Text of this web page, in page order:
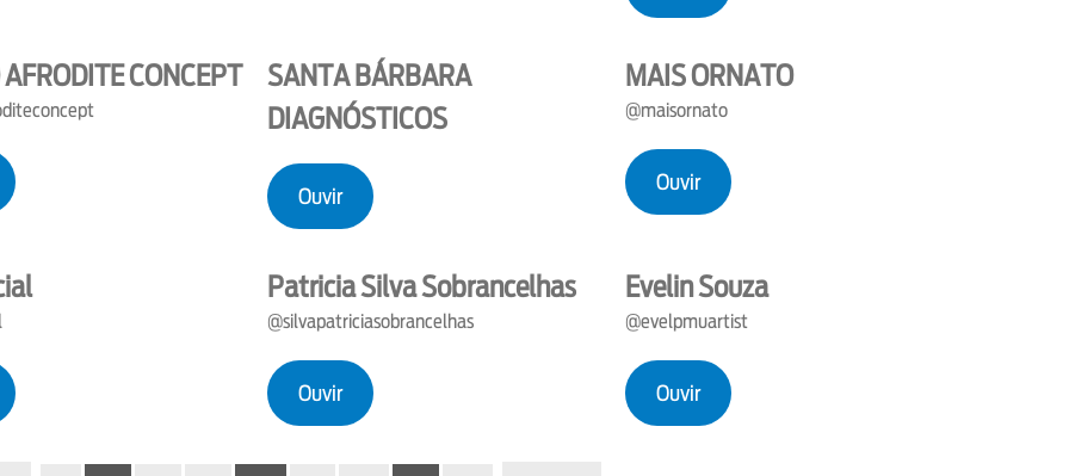
CONCEPT
SANTA BÁRBARA
DIAGNÓSTICOS
Ouvir
MAIS ORNATO
@maisornato
Ouvir
Patricia Silva Sobrancelhas
@silvapatriciasobrancelhas
Ouvir
Evelin Souza
@evelpmuartist
Ouvir